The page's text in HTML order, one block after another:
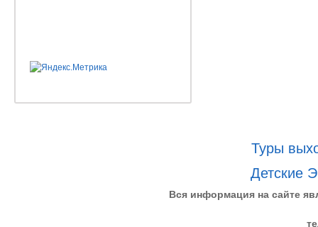
Туры
Детские
Вся информация на сайте